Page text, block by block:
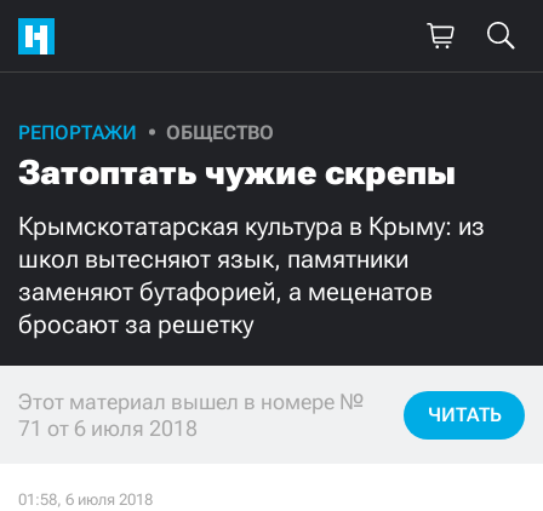
РЕПОРТАЖИ ОБЩЕСТВО
Затоптать чужие скрепы
Крымскотатарская культура в Крыму: из
школ вытесняют язык, памятники
заменяют бутафорией, а меценатов
бросают за решетку
Этот материал вышел в номере №
71 от 6 июля 2018
ЧИТАТЬ
Поддержите
нашу работу!
Ежемесячно Разово
3000 1000
500 300
Нажимая кнопку «Стать соучастником»,